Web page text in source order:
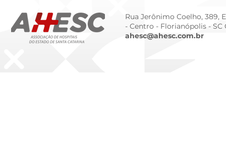
Rua Jerônimo Coelho, 389,
- Centro - Florianópolis - SC
ahesc@ahesc.com.br